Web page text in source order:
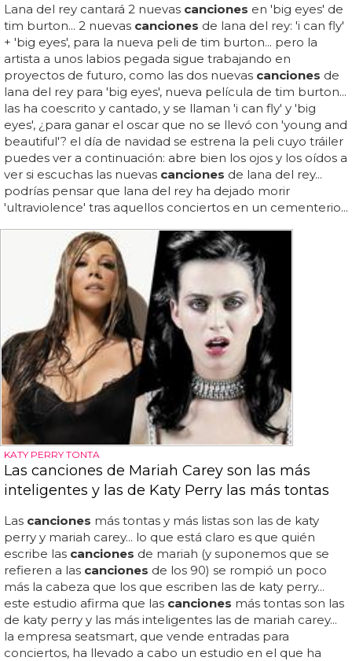
Lana del rey cantará 2 nuevas canciones en 'big eyes' de
tim burton... 2 nuevas canciones de lana del rey: 'i can fly'
+ 'big eyes', para la nueva peli de tim burton... pero la
artista a unos labios pegada sigue trabajando en
proyectos de futuro, como las dos nuevas canciones de
lana del rey para 'big eyes', nueva película de tim burton...
las ha coescrito y cantado, y se llaman 'i can fly' y 'big
eyes', ¿para ganar el oscar que no se llevó con 'young and
beautiful'? el día de navidad se estrena la peli cuyo tráiler
puedes ver a continuación: abre bien los ojos y los oídos a
ver si escuchas las nuevas canciones de lana del rey...
podrías pensar que lana del rey ha dejado morir
'ultraviolence' tras aquellos conciertos en un cementerio...
KATY PERRY TONTA
Las canciones de Mariah Carey son las más
inteligentes y las de Katy Perry las más tontas
Las canciones más tontas y más listas son las de katy
perry y mariah carey... lo que está claro es que quién
escribe las canciones de mariah (y suponemos que se
refieren a las canciones de los 90) se rompió un poco
más la cabeza que los que escriben las de katy perry...
este estudio afirma que las canciones más tontas son las
de katy perry y las más inteligentes las de mariah carey...
la empresa seatsmart, que vende entradas para
conciertos, ha llevado a cabo un estudio en el que ha